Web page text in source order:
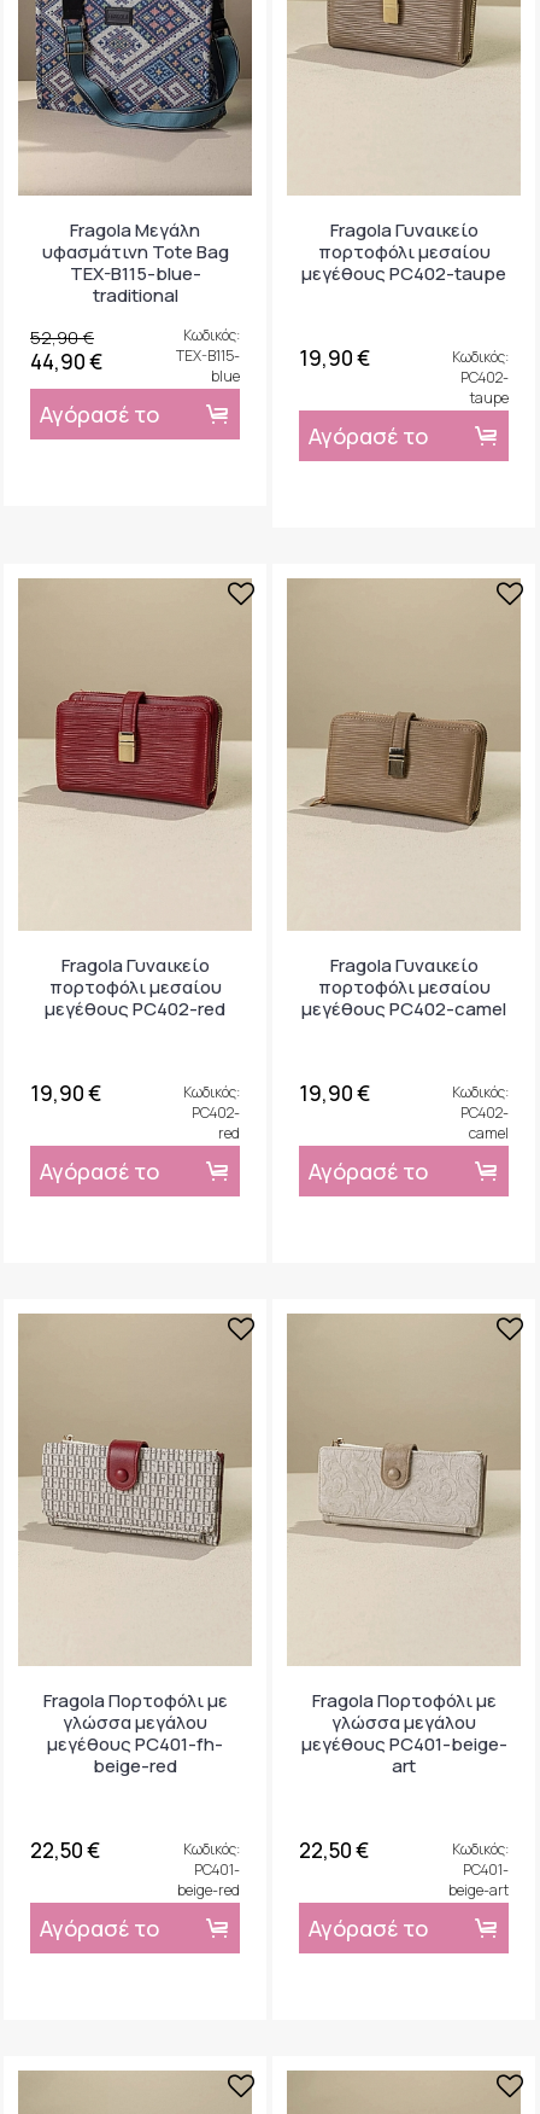
Fragola Μεγάλη
υφασμάτινη Tote Bag
TEX-B115-blue-
traditional
52,90 €
44,90 €
Κωδικός:
TEX-B115-
blue
Αγόρασέ το
Fragola Γυναικείο
πορτοφόλι μεσαίου
μεγέθους PC402-taupe
19,90 €
Κωδικός:
PC402-
taupe
Αγόρασέ το
Fragola Γυναικείο
πορτοφόλι μεσαίου
μεγέθους PC402-red
19,90 €
Κωδικός:
PC402-
red
Αγόρασέ το
Fragola Γυναικείο
πορτοφόλι μεσαίου
μεγέθους PC402-camel
19,90 €
Κωδικός:
PC402-
camel
Αγόρασέ το
Fragola Πορτοφόλι με
γλώσσα μεγάλου
μεγέθους PC401-fh-
beige-red
22,50 €
Κωδικός:
PC401-
beige-red
Αγόρασέ το
Fragola Πορτοφόλι με
γλώσσα μεγάλου
μεγέθους PC401-beige-
art
22,50 €
Κωδικός:
PC401-
beige-art
Αγόρασέ το